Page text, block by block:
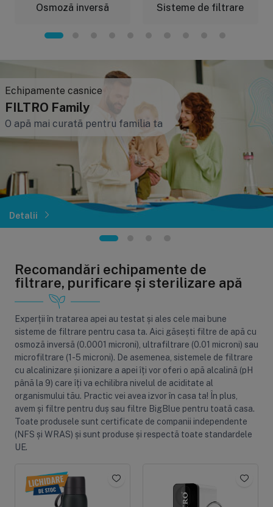
Sisteme economice Seturi de
Osmoză inversă Sisteme de filtrare
Echipamente casnice
FILTRO Family
O apă mai curată pentru familia ta
Detalii
Recomandări echipamente de
filtrare, purificare și sterilizare apă
Experții în tratarea apei au testat și ales cele mai bune
sisteme de filtrare pentru casa ta. Aici găsești filtre de apă cu
osmoză inversă (0.0001 microni), ultrafiltrare (0.01 microni) sau
microfiltrare (1-5 microni). De asemenea, sistemele de filtrare
cu alcalinizare și ionizare a apei îți vor oferi o apă alcalină (pH
până la 9) care îți va echilibra nivelul de aciditate al
organismului tău. Practic vei avea izvor în casa ta! În plus,
avem și filtre pentru duș sau filtre BigBlue pentru toată casa.
Toate produsele sunt certificate de companii independente
(NFS și WRAS) și sunt produse și respectă toate standardele
UE.